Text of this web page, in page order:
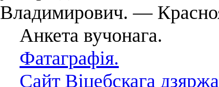
Владимирович. —
Анкета вучонага.
Фатаграфія.
Сайт Віцебскага